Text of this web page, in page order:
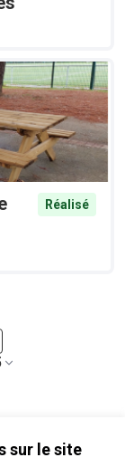
sur le site
Réalisé